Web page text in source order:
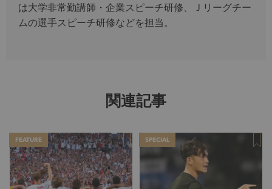
は大学非常勤講師・企業スピーチ研修、Ｊリーグチー
ムの選手スピーチ研修などを担当。
関連記事
FEATURE SPECIAL